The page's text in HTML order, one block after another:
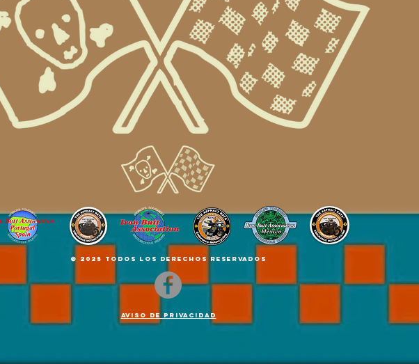
© 2025 TODOS LOS DERECHOS RESERVADOS
AVISO DE PRIVACIDAD